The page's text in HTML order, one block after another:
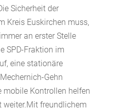
Sicherheit der
Kreis Euskirchen muss,
an erster Stelle
SPD-Fraktion im
eine stationäre
Gehn
mobile Kontrollen helfen
weiter.Mit freundlichem